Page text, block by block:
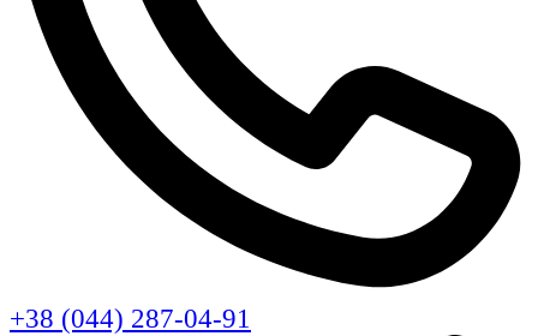
+38 (044) 287-04-91